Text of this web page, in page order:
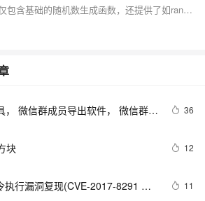
Python的random模块不仅包含基础的随机数生成函数，还提供了如randint()、choice()、shuffle()和sample()等实用工具，适用于游戏开发、密码学、统计模拟等多个领域。本文深入解析这些函数的用法、底层原理及最佳实践，帮助开发者高效利用随机数，提升代码质量与安全性。
， 微信群成员导出软件， 微信群管
36
块 12
执行漏洞复现(CVE-2017-8291
11